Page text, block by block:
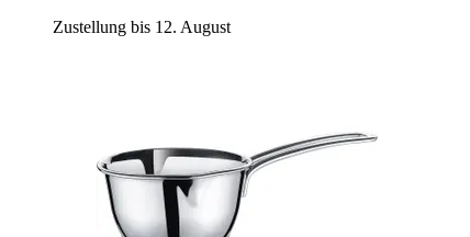
Zustellung bis 12. August